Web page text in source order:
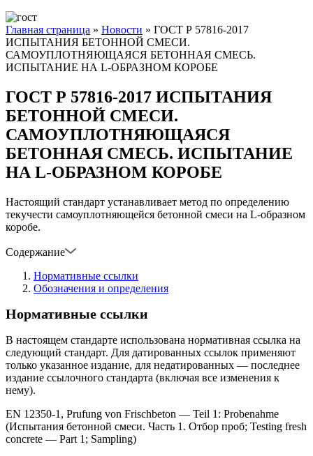
Главная страница » Новости » ГОСТ Р 57816-2017
ИСПЫТАНИЯ БЕТОННОЙ СМЕСИ.
САМОУПЛОТНЯЮЩАЯСЯ БЕТОННАЯ СМЕСЬ.
ИСПЫТАНИЕ НА L-ОБРАЗНОМ КОРОБЕ
ГОСТ Р 57816-2017 ИСПЫТАНИЯ
БЕТОННОЙ СМЕСИ.
САМОУПЛОТНЯЮЩАЯСЯ
БЕТОННАЯ СМЕСЬ. ИСПЫТАНИЕ
НА L-ОБРАЗНОМ КОРОБЕ
Настоящий стандарт устанавливает метод по определению
текучести самоуплотняющейся бетонной смеси на L-образном
коробе.
Содержание
Нормативные ссылки
Обозначения и определения
Нормативные ссылки
В настоящем стандарте использована нормативная ссылка на
следующий стандарт. Для датированных ссылок применяют
только указанное издание, для недатированных — последнее
издание ссылочного стандарта (включая все изменения к
нему).
EN 12350-1, Prufung von Frischbeton — Teil 1: Probenahme
(Испытания бетонной смеси. Часть 1. Отбор проб; Testing fresh
concrete — Part 1; Sampling)